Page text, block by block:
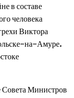
в составе
человека
Виктора
на-Амуре.
Министров